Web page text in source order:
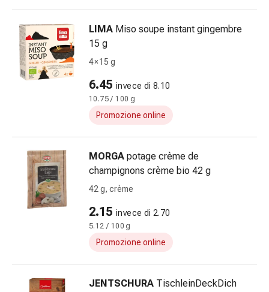
Circolazione
sanguigna
Cessazione
del
fumo
Vene
Coagulazione
Disturbi
cardiaci
nervosi
Disturbi
memoria
concentrazione
LIMA Miso soupe instant gingembre
15 g
4 × 15 g
6.45 invece di 8.10
10.75 / 100 g
Promozione online
MORGA potage crème de
champignons crème bio 42 g
42 g, crème
2.15 invece di 2.70
5.12 / 100 g
Promozione online
JENTSCHURA TischleinDeckDich